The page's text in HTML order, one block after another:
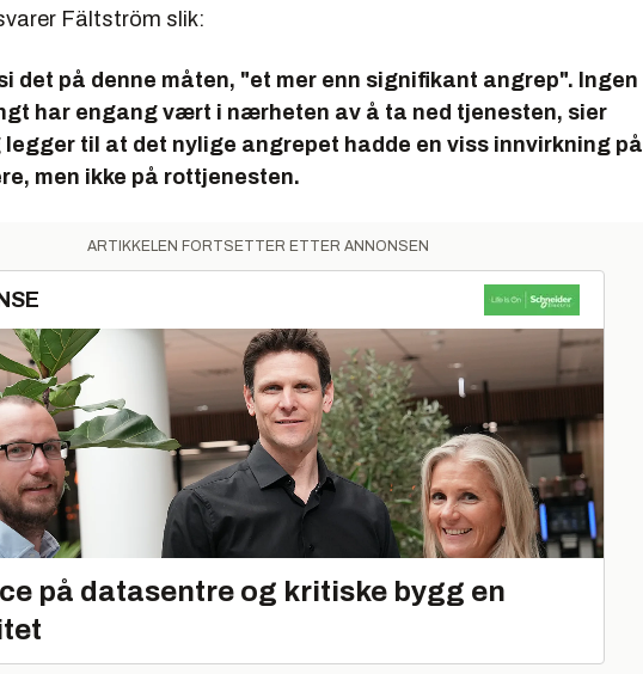
Fältström slik:
det på denne måten, "et mer enn signifikant angrep". Ingen
har engang vært i nærheten av å ta ned tjenesten, sier
legger til at det nylige angrepet hadde en viss innvirkning på
men ikke på rottjenesten.
ARTIKKELEN FORTSETTER ETTER ANNONSEN
på datasentre og kritiske bygg en